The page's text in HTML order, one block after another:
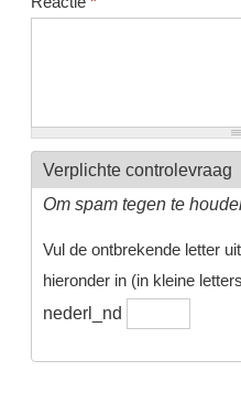
Verplichte controlevraag
Om spam tegen te
Vul de ontbrekende letter
hieronder in (in kleine
nederl_nd